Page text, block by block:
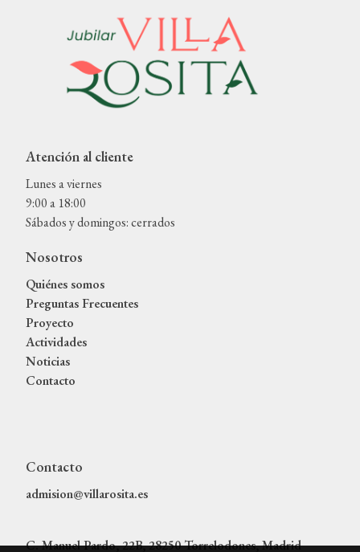
Atención al cliente
Lunes a viernes
9:00 a 18:00
Sábados y domingos: cerrados
Nosotros
Quiénes somos
Preguntas Frecuentes
Proyecto
Actividades
Noticias
Contacto
Contacto
admision@villarosita.es
C. Manuel Pardo, 22B, 28250 Torrelodones, Madrid